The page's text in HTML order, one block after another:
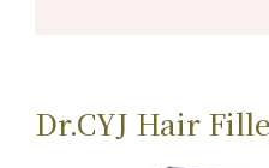
Dr.CYJ Hair